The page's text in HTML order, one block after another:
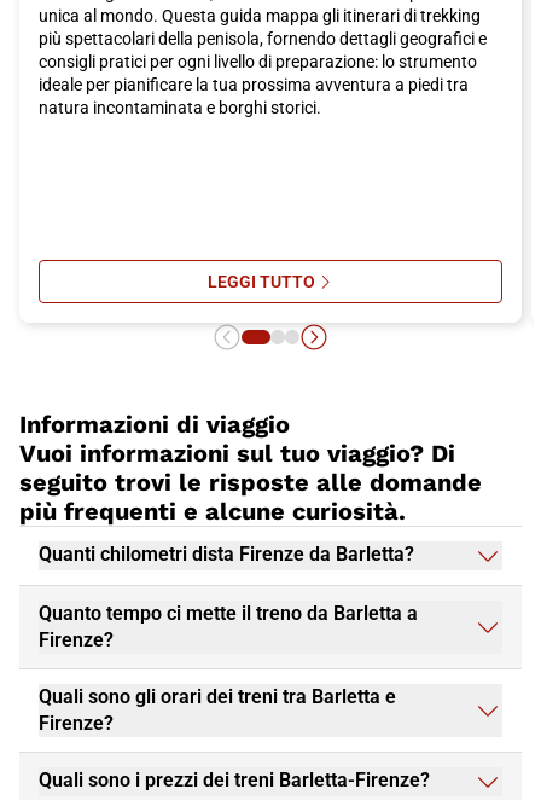
unica al mondo. Questa guida mappa gli itinerari di trekking
più spettacolari della penisola, fornendo dettagli geografici e
consigli pratici per ogni livello di preparazione: lo strumento
ideale per pianificare la tua prossima avventura a piedi tra
natura incontaminata e borghi storici.
LEGGI TUTTOSU I PERCORSI DI TREKKING PIÙ
Informazioni di viaggio
Vuoi informazioni sul tuo viaggio? Di
seguito trovi le risposte alle domande
più frequenti e alcune curiosità.
Quanti chilometri dista Firenze da Barletta?
Quanto tempo ci mette il treno da Barletta a
Firenze?
Quali sono gli orari dei treni tra Barletta e
Firenze?
Quali sono i prezzi dei treni Barletta-Firenze?